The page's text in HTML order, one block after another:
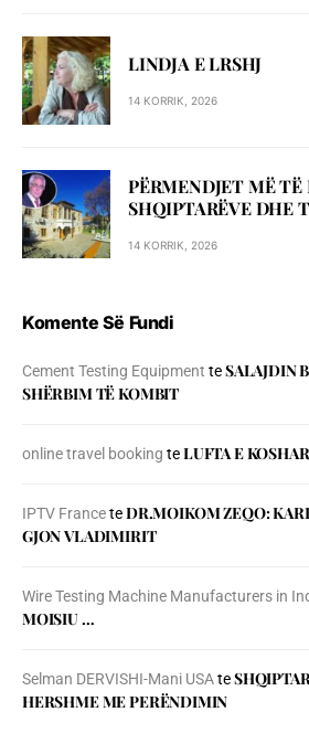
LINDJA E LRSHJ
14 KORRIK, 2026
PËRMENDJET MË
SHQIPTARËVE DHE
14 KORRIK, 2026
Komente Së Fundi
Cement Testing Equipment teSALAJDIN
SHЁRBIM TЁ KOMBIT
online travel booking teLUFTA E
IPTV FranceteDR.MOIKOM ZEQO:
GJON VLADIMIRIT
Wire Testing Machine Manufacturers in
MOISIU …
Selman DERVISHI-Mani USAte
HERSHME ME PERËNDIMIN